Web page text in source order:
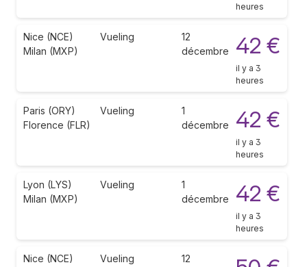
heures
Nice (NCE)
Milan (MXP)
Vueling
12
décembre
42 €
il y a 3
heures
Paris (ORY)
Florence (FLR)
Vueling
1
décembre
42 €
il y a 3
heures
Lyon (LYS)
Milan (MXP)
Vueling
1
décembre
42 €
il y a 3
heures
Nice (NCE)
Vueling
12